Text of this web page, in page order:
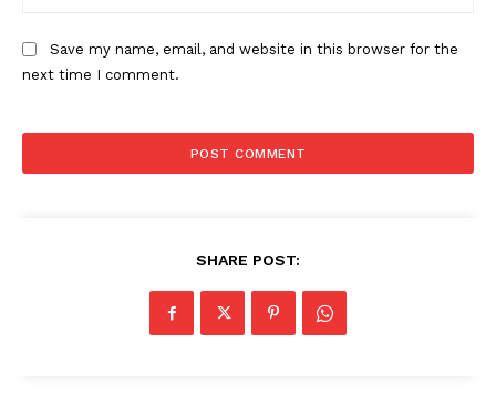
Save my name, email, and website in this browser for the
next time I comment.
SHARE POST: